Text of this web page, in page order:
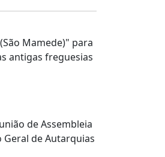
Mamede)" para
antigas freguesias
de Assembleia
de Autarquias